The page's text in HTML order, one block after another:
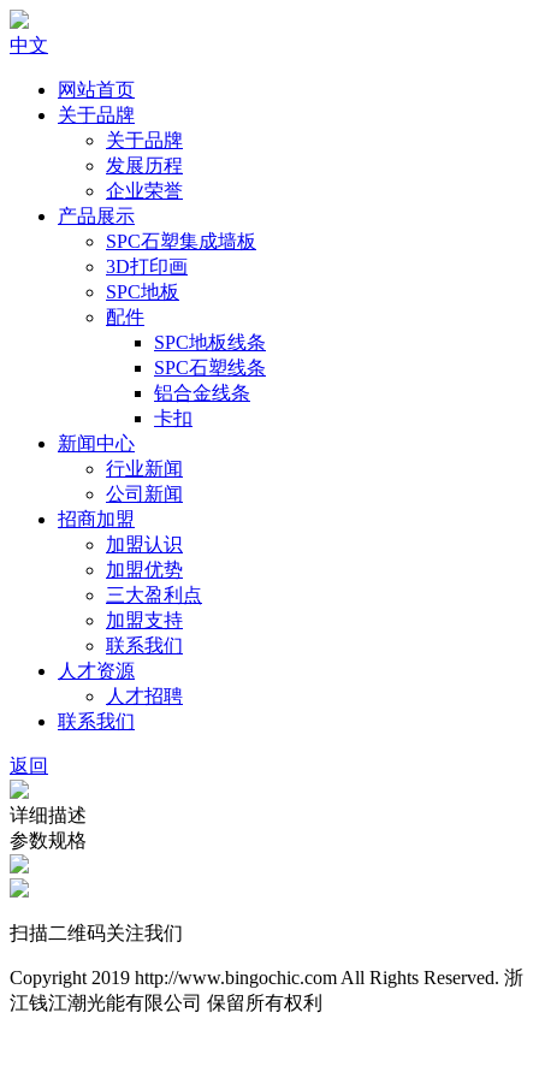
中文
网站首页
关于品牌
关于品牌
发展历程
企业荣誉
产品展示
SPC石塑集成墙板
3D打印画
SPC地板
配件
SPC地板线条
SPC石塑线条
铝合金线条
卡扣
新闻中心
行业新闻
公司新闻
招商加盟
加盟认识
加盟优势
三大盈利点
加盟支持
联系我们
人才资源
人才招聘
联系我们
返回
详细描述
参数规格
扫描二维码关注我们
Copyright 2019 http://www.bingochic.com All Rights Reserved. 浙
江钱江潮光能有限公司 保留所有权利